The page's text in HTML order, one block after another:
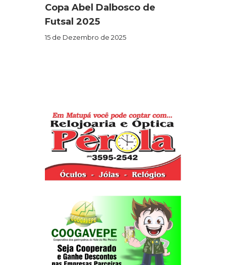
Copa Abel Dalbosco de
Futsal 2025
15 de Dezembro de 2025